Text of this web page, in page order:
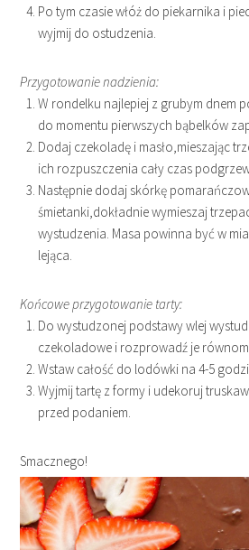
Po tym czasie włóż do piekarnika i
wyjmij do ostudzenia.
Przygotowanie nadzienia:
W rondelku najlepiej z grubym dnem
do momentu pierwszych bąbelków
Dodaj czekoladę i masło,mieszając
ich rozpuszczenia cały czas
Następnie dodaj skórkę
śmietanki,dokładnie wymieszaj
wystudzenia. Masa powinna być w
lejąca.
Końcowe przygotowanie tarty:
Do wystudzonej podstawy wlej
czekoladowe i rozprowadź je
Wstaw całość do lodówki na 4-5
Wyjmij tartę z formy i udekoruj
przed podaniem.
Smacznego!